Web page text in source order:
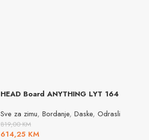
HEAD Board ANYTHING LYT 164
Sve za zimu, Bordanje, Daske, Odrasli
819,00KM
614,25 KM